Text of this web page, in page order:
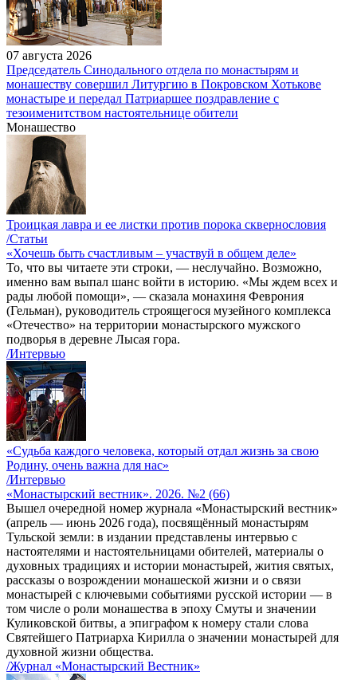
07 августа 2026
Председатель Синодального отдела по монастырям и
монашеству совершил Литургию в Покровском Хотькове
монастыре и передал Патриаршее поздравление с
тезоименитством настоятельнице обители
Монашество
Троицкая лавра и ее листки против порока сквернословия
/Статьи
«Хочешь быть счастливым – участвуй в общем деле»
То, что вы читаете эти строки, — неслучайно. Возможно,
именно вам выпал шанс войти в историю. «Мы ждем всех и
рады любой помощи», — сказала монахиня Феврония
(Гельман), руководитель строящегося музейного комплекса
«Отечество» на территории монастырского мужского
подворья в деревне Лысая гора.
/Интервью
«Судьба каждого человека, который отдал жизнь за свою
Родину, очень важна для нас»
/Интервью
«Монастырский вестник». 2026. №2 (66)
Вышел очередной номер журнала «Монастырский вестник»
(апрель — июнь 2026 года), посвящённый монастырям
Тульской земли: в издании представлены интервью с
настоятелями и настоятельницами обителей, материалы о
духовных традициях и истории монастырей, жития святых,
рассказы о возрождении монашеской жизни и о связи
монастырей с ключевыми событиями русской истории — в
том числе о роли монашества в эпоху Смуты и значении
Куликовской битвы, а эпиграфом к номеру стали слова
Святейшего Патриарха Кирилла о значении монастырей для
духовной жизни общества.
/Журнал «Монастырский Вестник»